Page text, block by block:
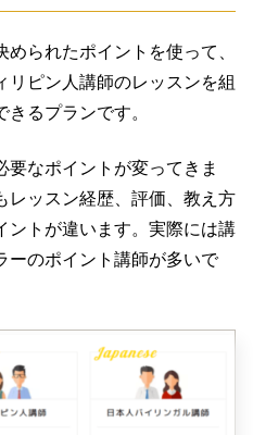
られたポイントを使って、
リピン人講師のレッスンを組
るプランです。
なポイントが変ってきま
レッスン経歴、評価、教え方
ントが違います。実際には講
ーのポイント講師が多いで